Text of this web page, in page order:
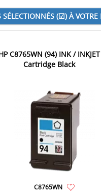
C8765WN (94) INK / INKJET
Cartridge Black
C8765WN